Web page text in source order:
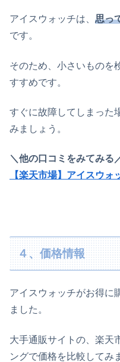
アイスウォッチは、 思っ
です。
そのため、小さいものを
すすめです。
すぐに故障してしまった
みましょう。
＼他の口コミをみてみる
【楽天市場】アイスウ
４、価格情報
アイスウォッチがお得に
ました。
大手通販サイトの、楽天
ングで価格を比較してみ